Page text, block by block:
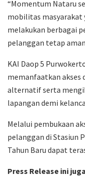
“Momentum Nataru
mobilitas masyarakat
melakukan berbagai
pelanggan tetap
KAI Daop 5
memanfaatkan akses
alternatif serta
lapangan demi
Melalui pembukaan
pelanggan di Stasiun
Tahun Baru dapat
Press Release ini